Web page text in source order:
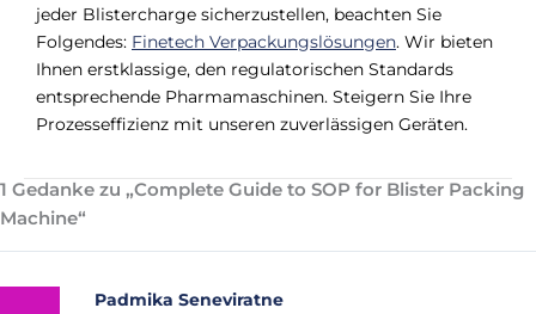
jeder Blistercharge sicherzustellen, beachten Sie
Folgendes: Finetech Verpackungslösungen. Wir bieten
Ihnen erstklassige, den regulatorischen Standards
entsprechende Pharmamaschinen. Steigern Sie Ihre
Prozesseffizienz mit unseren zuverlässigen Geräten.
1 Gedanke zu „Complete Guide to SOP for Blister Packing
Machine“
Padmika Seneviratne